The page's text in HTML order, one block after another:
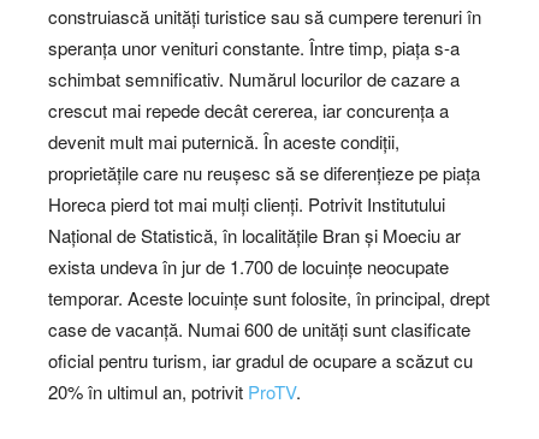
construiască unități turistice sau să cumpere terenuri în
speranța unor venituri constante. Între timp, piața s-a
schimbat semnificativ. Numărul locurilor de cazare a
crescut mai repede decât cererea, iar concurența a
devenit mult mai puternică. În aceste condiții,
proprietățile care nu reușesc să se diferențieze pe piața
Horeca pierd tot mai mulți clienți. Potrivit Institutului
Național de Statistică, în localitățile Bran și Moeciu ar
exista undeva în jur de 1.700 de locuințe neocupate
temporar. Aceste locuințe sunt folosite, în principal, drept
case de vacanță. Numai 600 de unități sunt clasificate
oficial pentru turism, iar gradul de ocupare a scăzut cu
20% în ultimul an, potrivit ProTV.